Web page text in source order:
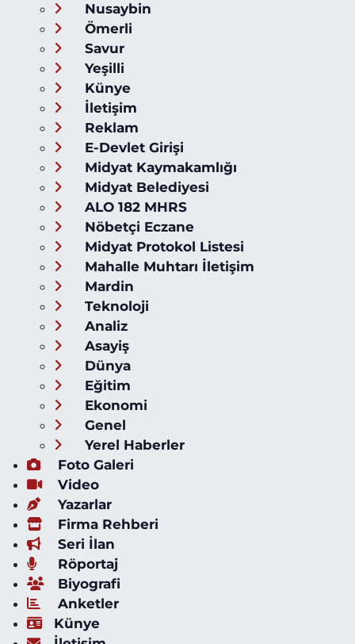
Nusaybin
Ömerli
Savur
Yeşilli
Künye
İletişim
Reklam
E-Devlet Girişi
Midyat Kaymakamlığı
Midyat Belediyesi
ALO 182 MHRS
Nöbetçi Eczane
Midyat Protokol Listesi
Mahalle Muhtarı İletişim
Mardin
Teknoloji
Analiz
Asayiş
Dünya
Eğitim
Ekonomi
Genel
Yerel Haberler
Foto Galeri
Video
Yazarlar
Firma Rehberi
Seri İlan
Röportaj
Biyografi
Anketler
Künye